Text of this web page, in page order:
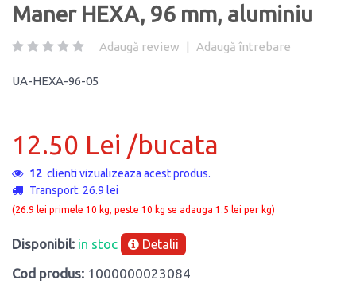
Maner HEXA, 96 mm, aluminiu
Adaugă review | Adaugă întrebare
UA-HEXA-96-05
12.50 Lei /bucata
12 clienti vizualizeaza acest produs.
Transport: 26.9 lei
(26.9 lei primele 10 kg, peste 10 kg se adauga 1.5 lei per kg)
Disponibil: in stoc Detalii
Cod produs: 1000000023084